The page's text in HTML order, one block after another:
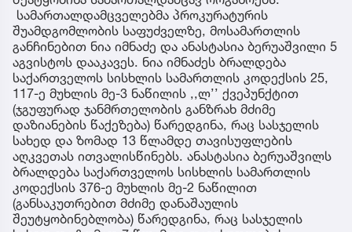
სამართალდამცველებმა პროკურატურის
შუამდგომლობის საფუძველზე, მოსამართლის
განჩინებით ნია იმნაძე და ანასტასია ბერუაშვილი 5
აგვისტოს დააკავეს. ნია იმნაძეს ბრალდება
საქართველოს სისხლის სამართლის კოდექსის 25,
117-ე მუხლის მე-3 ნაწილის ,,ლ’’ ქვეპუნქტით
(ჯგუფურად ჯანმრთელობის განზრახ მძიმე
დაზიანების წაქეზება) წარედგინა, რაც სასჯელის
სახედ და ზომად 13 წლამდე თავისუფლების
აღკვეთას ითვალისწინებს. ანასტასია ბერუაშვილს
ბრალდება საქართველოს სისხლის სამართლის
კოდექსის 376-ე მუხლის მე-2 ნაწილით
(განსაკუთრებით მძიმე დანაშაულის
შეუტყობინებლობა) წარედგინა, რაც სასჯელის